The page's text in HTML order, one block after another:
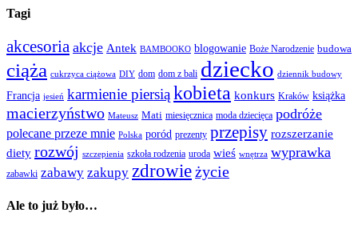
Tagi
akcesoria akcje Antek BAMBOOKO blogowanie Boże Narodzenie budowa
ciąża cukrzyca ciążowa DIY dom dom z bali dziecko dziennik budowy
Francja jesień karmienie piersiąkobieta konkurs Kraków książka
macierzyństwo Mateusz Mati miesięcznica moda dziecięca podróże
polecane przeze mnie Polska poród prezenty przepisy rozszerzanie
diety rozwój szczepienia szkoła rodzenia uroda wieś wnętrza wyprawka
zabawki zabawy zakupy zdrowieżycie
Ale to już było…